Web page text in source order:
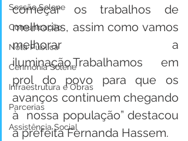
Sessão Solene
Comunicação
Nota Pública
Cerimônia Solene
Infraestrutura e Obras
Parcerias
Assistência Social
começar os trabalhos de
melhorias, assim como vamos
melhorar a
iluminação.Trabalhamos em
prol do povo para que os
avanços continuem chegando
à  nossa população” destacou
a prefeita Fernanda Hassem.